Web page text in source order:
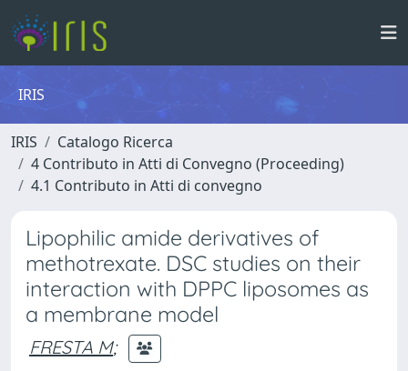
IRIS
IRIS
Catalogo Ricerca
4 Contributo in Atti di Convegno (Proceeding)
4.1 Contributo in Atti di convegno
Lipophilic amide derivatives of
methotrexate. DSC studies on their
interaction with DPPC liposomes as
a membrane model
FRESTA M;